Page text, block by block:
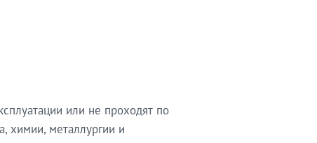
или не проходят по
химии, металлургии и